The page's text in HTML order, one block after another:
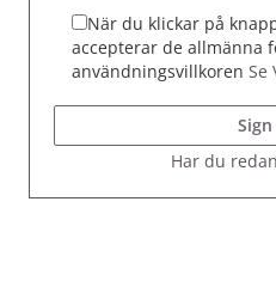
När du klickar på
accepterar de allmänna
användningsvillkoren Se
Har du